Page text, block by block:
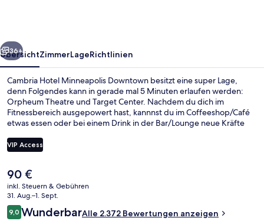
Weiter
36+
ÜbersichtZimmerLageRichtlinien
Cambria Hotel Minneapolis Downtown besitzt eine super Lage,
denn Folgendes kann in gerade mal 5 Minuten erlaufen werden:
Orpheum Theatre und Target Center. Nachdem du dich im
Fitnessbereich ausgepowert hast, kannnst du im Coffeeshop/Café
etwas essen oder bei einem Drink in der Bar/Lounge neue Kräfte
entfernt: Target Field (Baseballstadion) und Minneapolis Convention
Center. Das hilfsbereite Personal und der allgemeine Zustand
öffentlichen Verkehrsmittel sind nur einen kurzen Fußmarsch
entfernt: Zur Royalston Station sind es 8 Minuten und zur Station
Warehouse - Hennepin 9 Minuten.
VIP Access
Der
aktuelle
Preis
beträgt
90 €.
90 €
inkl. Steuern & Gebühren
31. Aug.–1. Sept.
Bewertungen
9,09,0 von 10.
WunderbarAlle 2.372 Bewertungen anzeigen